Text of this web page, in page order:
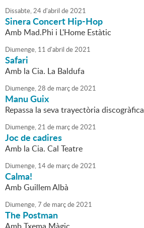
Dissabte,24d'abril de2021
Sinera Concert Hip-Hop
Amb Mad.Phi i L'Home Estàtic
Diumenge, 11 d'abril de2021
Safari
Amb la Cia. La Baldufa
Diumenge,28 de marçde2021
Manu Guix
Repassa la seva trayectòria discogràfica
Diumenge,21 de marçde2021
Joc de cadires
Amb la Cia. Cal Teatre
Diumenge, 14de marçde2021
Calma!
Amb Guillem Albà
Diumenge,7 de marçde2021
The Postman